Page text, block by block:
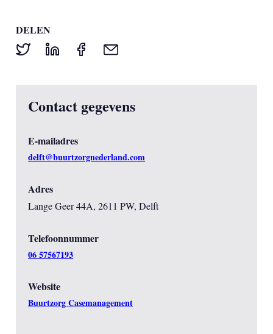
DELEN
Contact gegevens
E-mailadres
delft@buurtzorgnederland.com
Adres
Lange Geer 44A, 2611 PW, Delft
Telefoonnummer
06 57567193
Website
Buurtzorg Casemanagement